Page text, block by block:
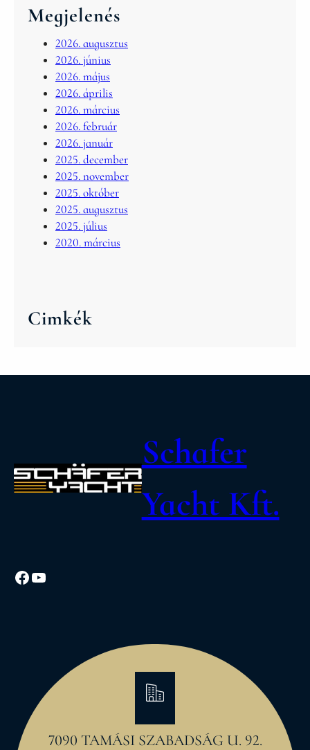
Megjelenés
2026. augusztus
2026. június
2026. május
2026. április
2026. március
2026. február
2026. január
2025. december
2025. november
2025. október
2025. augusztus
2025. július
2020. március
Cimkék
Schafer
Yacht Kft.
Facebook
YouTube
7090 TAMÁSI SZABADSÁG U. 92.